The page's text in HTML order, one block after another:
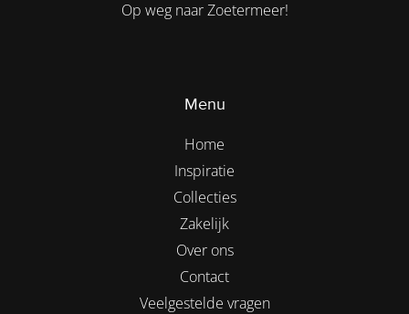
Op weg naar Zoetermeer!
Menu
Home
Inspiratie
Collecties
Zakelijk
Over ons
Contact
Veelgestelde vragen